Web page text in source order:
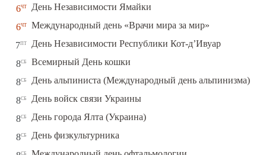
6чт День Независимости Ямайки
6чт Международный день «Врачи мира за мир»
7пт День Независимости Республики Кот-д’Ивуар
8сб Всемирный День кошки
8сб День альпиниста (Международный день альпинизма)
8сб День войск связи Украины
8сб День города Ялта (Украина)
8сб День физкультурника
сб